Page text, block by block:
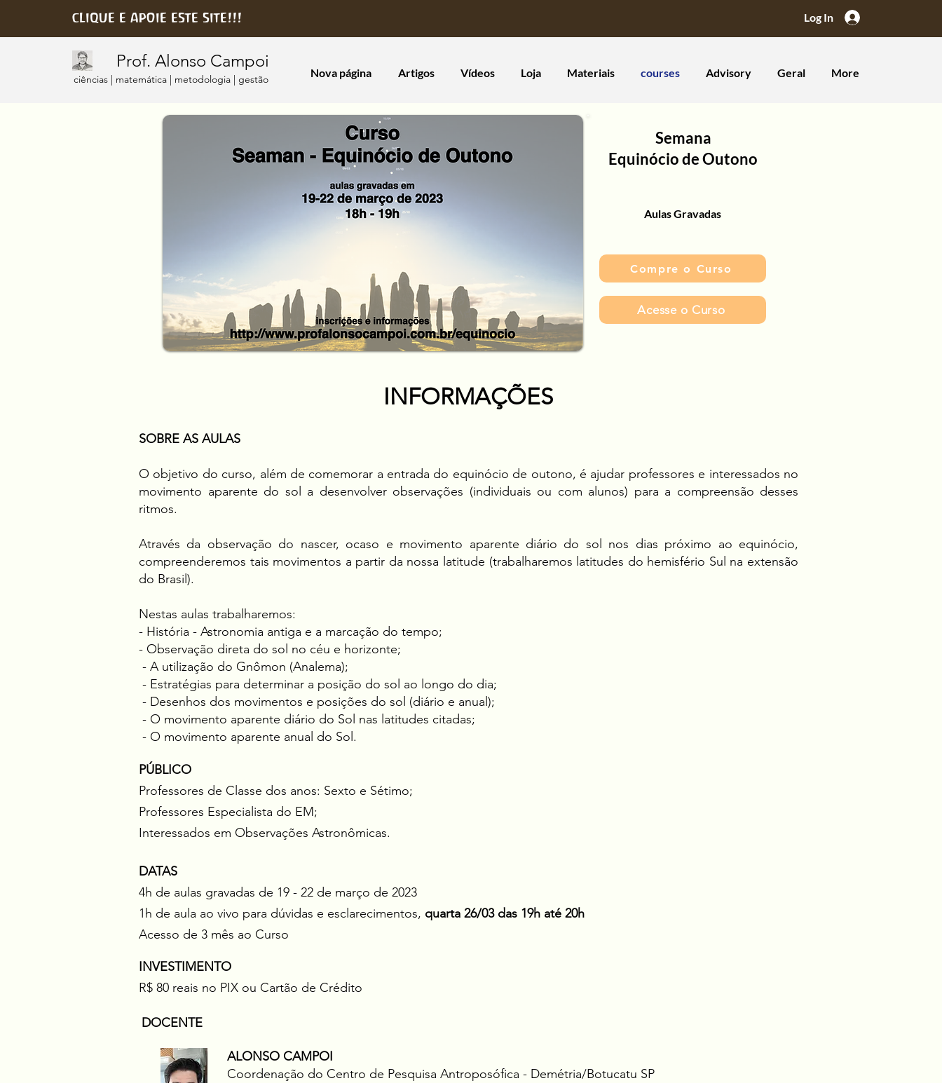
clique e apoie este site!!! Log In
Prof. Alonso Campoi
ciências | matemática | metodologia | gestão Nova página Artigos Vídeos Loja Materiais courses Advisory Geral More
Semana
Equinócio de Outono
Aulas Gravadas
Compre o Curso
Acesse o Curso
INFORMAÇÕES
SOBRE AS AULAS
O objetivo do curso, além de comemorar a entrada do equinócio de outono, é ajudar professores e interessados no
movimento aparente do sol a desenvolver observações (individuais ou com alunos) para a compreensão desses
ritmos.
Através da observação do nascer, ocaso e movimento aparente diário do sol nos dias próximo ao equinócio,
compreenderemos tais movimentos a partir da nossa latitude (trabalharemos latitudes do hemisfério Sul na extensão
do Brasil).
Nestas aulas trabalharemos:
- História - Astronomia antiga e a marcação do tempo;
- Observação direta do sol no céu e horizonte;
- A utilização do Gnômon (Analema);
- Estratégias para determinar a posição do sol ao longo do dia;
- Desenhos dos movimentos e posições do sol (diário e anual);
- O movimento aparente diário do Sol nas latitudes citadas;
- O movimento aparente anual do Sol.
PÚBLICO
Professores de Classe dos anos: Sexto e Sétimo;
Professores Especialista do EM;
Interessados em Observações Astronômicas.
DATAS
4h de aulas gravadas de 19 - 22 de março de 2023​
1h de aula ao vivo para dúvidas e esclarecimentos, quarta 26/03 das 19h até 20h
Acesso de 3 mês ao Curso
INVESTIMENTO
R$ 80 reais no PIX ou Cartão de Crédito
DOCENTE
ALONSO CAMPOI
Coordenação do Centro de Pesquisa Antroposófica - Demétria/Botucatu SP